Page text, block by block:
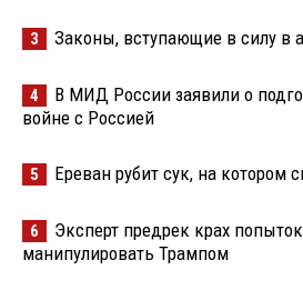
3 Законы, вступающие в силу в
4
В МИД России заявили о
войне с Россией
5 Ереван рубит сук, на котором
6
Эксперт предрек крах
манипулировать Трампом